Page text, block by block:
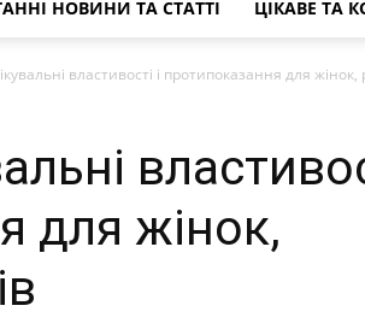
НОВИНИ ТА СТАТТІ ЦІКАВЕ ТА
властивості і протипоказання для жінок,
для жінок,